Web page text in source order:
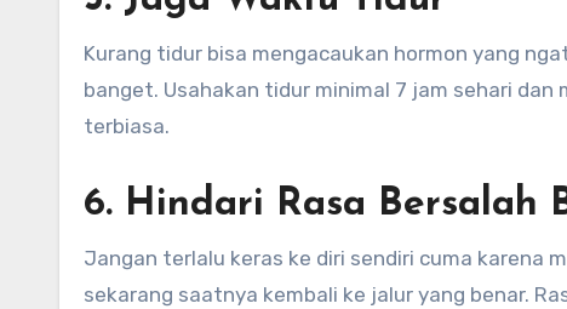
Kurang tidur bisa mengacaukan hormon yang
banget. Usahakan tidur minimal 7 jam sehari
terbiasa.
6. Hindari Rasa Bersalah
Jangan terlalu keras ke diri sendiri cuma karena
sekarang saatnya kembali ke jalur yang benar.